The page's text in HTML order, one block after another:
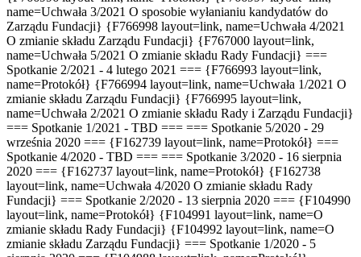
name=Uchwała 3/2021 O sposobie wyłanianiu kandydatów do
Zarządu Fundacji} {F766998 layout=link, name=Uchwała 4/2021
O zmianie składu Zarządu Fundacji} {F767000 layout=link,
name=Uchwała 5/2021 O zmianie składu Rady Fundacji} ===
Spotkanie 2/2021 - 4 lutego 2021 === {F766993 layout=link,
name=Protokół} {F766994 layout=link, name=Uchwała 1/2021 O
zmianie składu Zarządu Fundacji} {F766995 layout=link,
name=Uchwała 2/2021 O zmianie składu Rady i Zarządu Fundacji}
=== Spotkanie 1/2021 - TBD === === Spotkanie 5/2020 - 29
września 2020 === {F162739 layout=link, name=Protokół} ===
Spotkanie 4/2020 - TBD === === Spotkanie 3/2020 - 16 sierpnia
2020 === {F162737 layout=link, name=Protokół} {F162738
layout=link, name=Uchwała 4/2020 O zmianie składu Rady
Fundacji} === Spotkanie 2/2020 - 13 sierpnia 2020 === {F104990
layout=link, name=Protokół} {F104991 layout=link, name=O
zmianie składu Rady Fundacji} {F104992 layout=link, name=O
zmianie składu Zarządu Fundacji} === Spotkanie 1/2020 - 5